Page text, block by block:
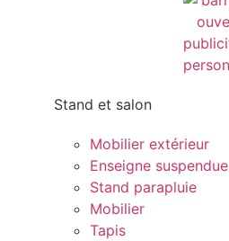
Stand et salon
Mobilier extérieur
Enseigne suspendue
Stand parapluie
Mobilier
Tapis